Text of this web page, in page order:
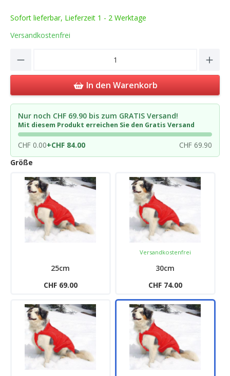
Sofort lieferbar, Lieferzeit 1 - 2 Werktage
Versandkostenfrei
Product Quantity: Enter the desired
In den Warenkorb
Nur noch CHF 69.90 bis zum GRATIS Versand!
Mit diesem Produkt erreichen Sie den Gratis Versand
CHF 0.00+CHF 84.00
CHF 69.90
Größe
25cm
CHF 69.00
Versandkostenfrei
30cm
CHF 74.00